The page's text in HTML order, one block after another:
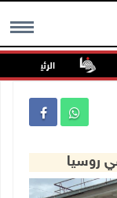
MENU
الرئيس ينعى